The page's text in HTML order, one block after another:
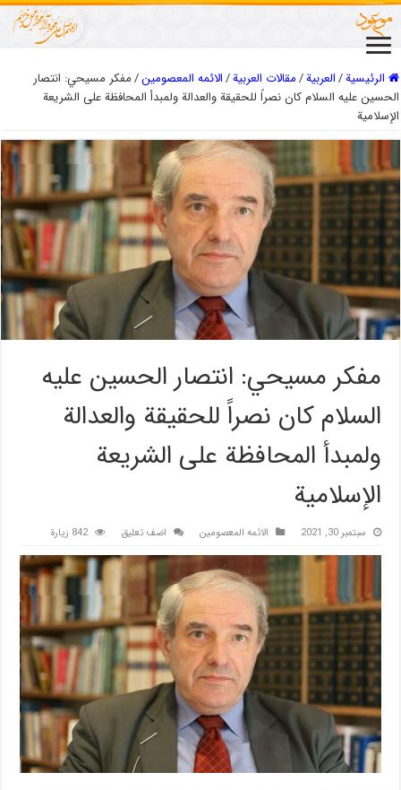
الرئيسية/العربیة/مقالات العربیة/الائمه المعصومين/مفكر مسيحي: انتصار
الحسين عليه السلام كان نصراً للحقيقة والعدالة ولمبدأ المحافظة على الشريعة
الإسلامية
مفكر مسيحي: انتصار الحسين عليه
السلام كان نصراً للحقيقة والعدالة
ولمبدأ المحافظة على الشريعة
الإسلامية
سبتمبر 30, 2021 الائمه المعصومين اضف تعليق 842 زيارة